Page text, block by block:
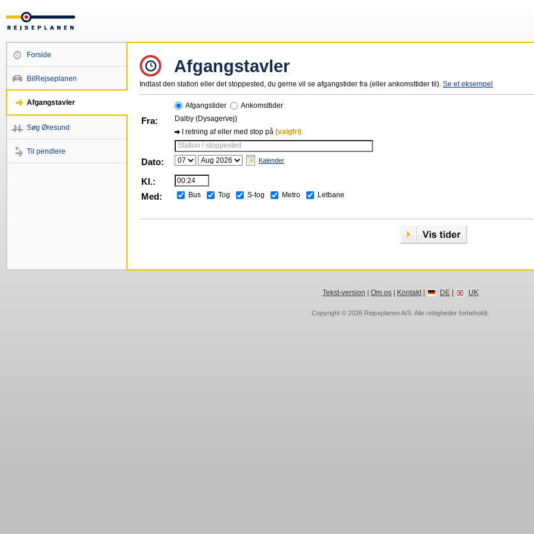
Forside
BilRejseplanen
Afgangstavler
Søg Øresund
Til pendlere
Afgangstavler
Indtast den station eller det stoppested, du gerne vil se afgangstider fra (eller ankomsttider til). Se et eksempel
Afgangstider Ankomsttider
Fra:
Dalby (Dysagervej)
I retning af eller med stop på (valgfri)
Station / stoppested
Dato: Kalender
Kl.:
Med:
Bus Tog S-tog Metro Letbane
Tekst-version Om os| Kontakt| DE| UK
Copyright © 2026 Rejseplanen A/S . Alle rettigheder forbeholdt.